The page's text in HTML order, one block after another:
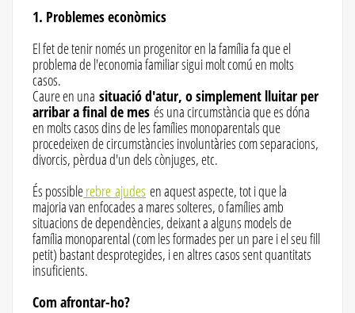
1. Problemes econòmics
El fet de tenir només un progenitor en la família fa que el
problema de l'economia familiar sigui molt comú en molts
casos.
Caure en una situació d'atur, o simplement lluitar per
arribar a final de mes és una circumstància que es dóna
en molts casos dins de les famílies monoparentals que
procedeixen de circumstàncies involuntàries com separacions,
divorcis, pèrdua d'un dels cònjuges, etc.
És possiblerebre ajudes en aquest aspecte, tot i que la
majoria van enfocades a mares solteres, o famílies amb
situacions de dependències, deixant a alguns models de
família monoparental (com les formades per un pare i el seu fill
petit) bastant desprotegides, i en altres casos sent quantitats
insuficients.
Com afrontar-ho?